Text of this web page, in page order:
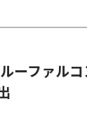
ーファル